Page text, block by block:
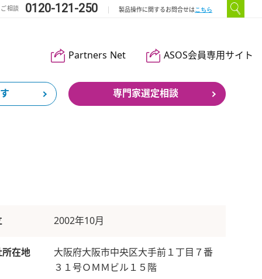
相談 0120-121-250 製品操作に関するお問合せは こちら
Partners Net ASOS会員専用サイト
専門家選定相談
2002年10月
所在地
大阪府大阪市中央区大手前１丁目７番
３１号ＯＭＭビル１５階